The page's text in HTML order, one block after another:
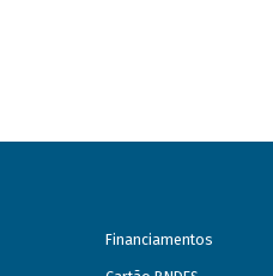
Financiamentos